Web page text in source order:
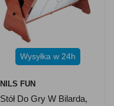
Wysyłka w 24h
NILS FUN
Stół Do Gry W Bilarda,